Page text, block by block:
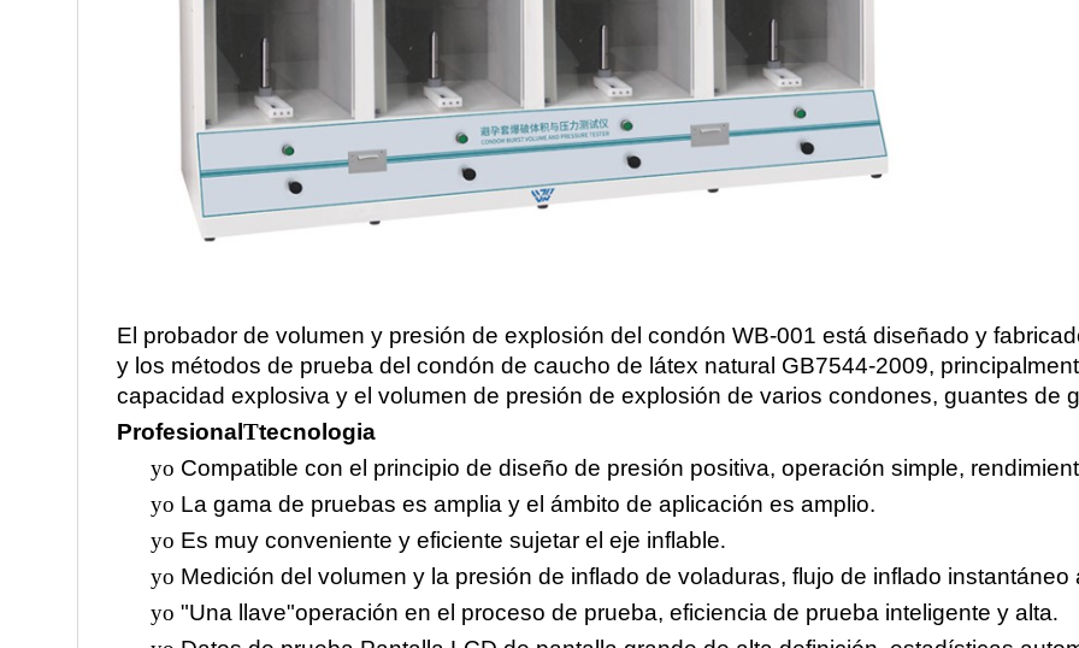
El probador de volumen y presión de explosión del condón WB-001 está diseñado y
y los métodos de prueba del condón de caucho de látex natural GB7544-2009,
capacidad explosiva y el volumen de presión de explosión de varios condones, guantes de
Profesional Ttecnologia
yo Compatible con el principio de diseño de presión positiva, operación simple,
yo La gama de pruebas es amplia y el ámbito de aplicación es amplio.
yo Es muy conveniente y eficiente sujetar el eje inflable.
yo Medición del volumen y la presión de inflado de voladuras, flujo de inflado instantáneo
yo "Una llave"operación en el proceso de prueba, eficiencia de prueba inteligente y alta.